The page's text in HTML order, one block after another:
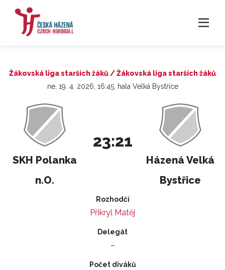
Žákovská liga starších žáků / Žákovská liga starších žáků
ne, 19. 4. 2026, 16:45, hala Velká Bystřice
SKH Polanka
n.O.
23:21
Házená Velká
Bystřice
Rozhodčí
Přikryl Matěj
Delegát
–
Počet diváků